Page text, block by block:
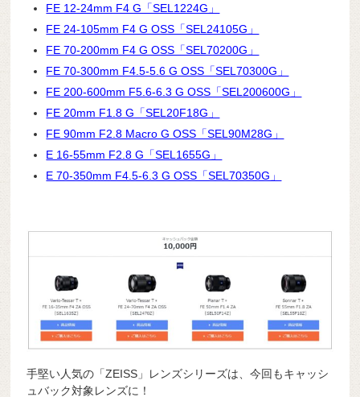
FE 12-24mm F4 G「SEL1224G」
FE 24-105mm F4 G OSS「SEL24105G」
FE 70-200mm F4 G OSS「SEL70200G」
FE 70-300mm F4.5-5.6 G OSS「SEL70300G」
FE 200-600mm F5.6-6.3 G OSS「SEL200600G」
FE 20mm F1.8 G「SEL20F18G」
FE 90mm F2.8 Macro G OSS「SEL90M28G」
E 16-55mm F2.8 G「SEL1655G」
E 70-350mm F4.5-6.3 G OSS「SEL70350G」
手堅い人気の「ZEISS」レンズシリーズは、今回もキャッシ
ュバック対象レンズに！